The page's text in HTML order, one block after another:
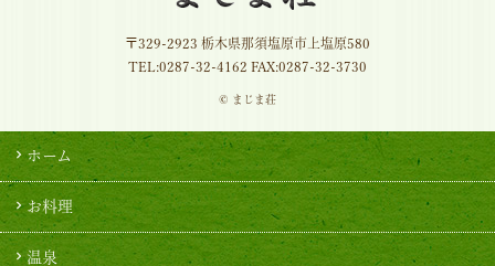
〒329-2923 栃木県那須塩原市上塩原580
TEL:0287-32-4162 FAX:0287-32-3730
© まじま荘
ホーム
お料理
温泉